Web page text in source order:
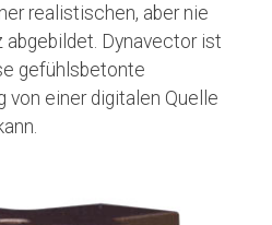
realistischen, aber nie
abgebildet. Dynavector ist
gefühlsbetonte
von einer digitalen Quelle